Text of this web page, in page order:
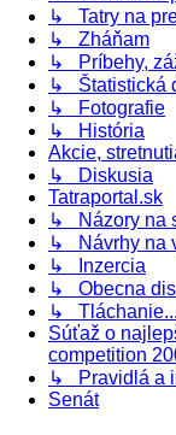
↳ Tatry na
↳ Zháňam
↳ Príbehy,
↳ Štatistická
↳ Fotografie
↳ História
Akcie,
↳ Diskusia
Tatraportal.sk
↳ Názory na
↳ Návrhy na
↳ Inzercia
↳ Obecna
↳ Tláchanie...
Súťaž o
competition
↳ Pravidlá a
Senát